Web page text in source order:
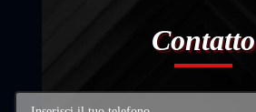
Contatto